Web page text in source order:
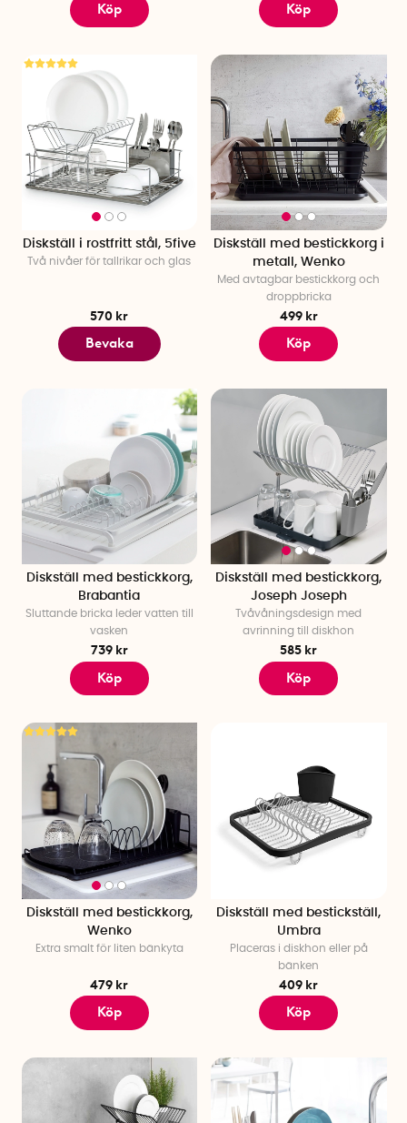
Köp Köp
Diskställ i rostfritt stål, 5five
Två nivåer för tallrikar och glas
570 kr
Bevaka
Diskställ med bestickkorg i
metall, Wenko
Med avtagbar bestickkorg och
droppbricka
499 kr
Köp
Diskställ med bestickkorg,
Brabantia
Sluttande bricka leder vatten till
vasken
739 kr
Köp
Diskställ med bestickkorg,
Joseph Joseph
Tvåvåningsdesign med
avrinning till diskhon
585 kr
Köp
Diskställ med bestickkorg,
Wenko
Extra smalt för liten bänkyta
479 kr
Köp
Diskställ med bestickställ,
Umbra
Placeras i diskhon eller på
bänken
409 kr
Köp